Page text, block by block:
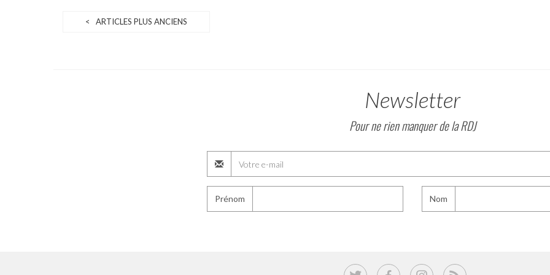
< ARTICLES PLUS ANCIENS
Newsletter
Pour ne rien manquer de la RDJ
Prénom Nom